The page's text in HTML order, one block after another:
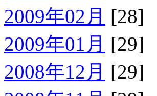
2009年02月 [28]
2009年01月 [29]
2008年12月 [29]